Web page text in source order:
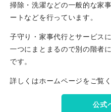
掃除・洗濯などの一般的な家
ートなどを行っています。
子守り・家事代行とサービス
一つにまとまるので別の階者
です。
詳しくはホームページをご覧く
公式